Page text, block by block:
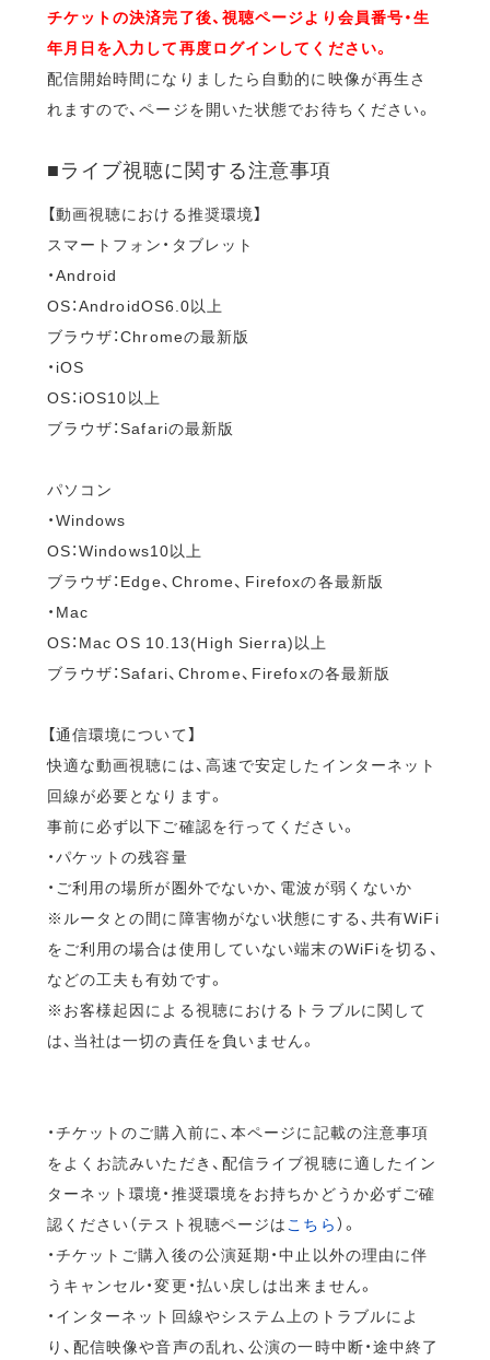
チケットの決済完了後、視聴ページより会員番号・生
年月日を入力して再度ログインしてください。
配信開始時間になりましたら自動的に映像が再生さ
れますので、ページを開いた状態でお待ちください。
■ライブ視聴に関する注意事項
【動画視聴における推奨環境】
スマートフォン・タブレット
・Android
OS：AndroidOS6.0以上
ブラウザ：Chromeの最新版
・iOS
OS：iOS10以上
ブラウザ：Safariの最新版
パソコン
・Windows
OS：Windows10以上
ブラウザ：Edge、Chrome、Firefoxの各最新版
・Mac
OS：Mac OS 10.13(High Sierra)以上
ブラウザ：Safari、Chrome、Firefoxの各最新版
【通信環境について】
快適な動画視聴には、高速で安定したインターネット
回線が必要となります。
事前に必ず以下ご確認を行ってください。
・パケットの残容量
・ご利用の場所が圏外でないか、電波が弱くないか
※ルータとの間に障害物がない状態にする、共有WiFi
をご利用の場合は使用していない端末のWiFiを切る、
などの工夫も有効です。
※お客様起因による視聴におけるトラブルに関して
は、当社は一切の責任を負いません。
・チケットのご購入前に、本ページに記載の注意事項
をよくお読みいただき、配信ライブ視聴に適したイン
ターネット環境・推奨環境をお持ちかどうか必ずご確
認ください（テスト視聴ページは こちら）。
・チケットご購入後の公演延期・中止以外の理由に伴
うキャンセル・変更・払い戻しは出来ません。
・インターネット回線やシステム上のトラブルによ
り、配信映像や音声の乱れ、公演の一時中断・途中終了